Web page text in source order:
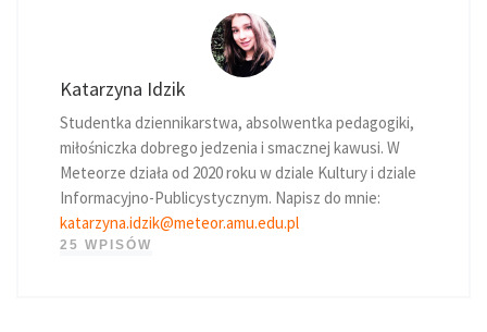
Katarzyna Idzik
Studentka dziennikarstwa, absolwentka pedagogiki,
miłośniczka dobrego jedzenia i smacznej kawusi. W
Meteorze działa od 2020 roku w dziale Kultury i dziale
Informacyjno-Publicystycznym. Napisz do mnie:
katarzyna.idzik@meteor.amu.edu.pl
25 WPISÓW